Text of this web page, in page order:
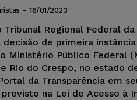
- 16/01/2023
Regional Federal da
decisão de primeira
Ministério Público Federal
Rio do Crespo, no estado
da Transparência em
na Lei de Acesso à